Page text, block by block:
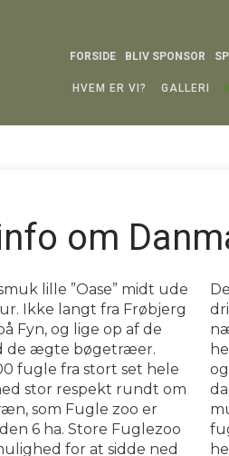
FORSIDE BLIV SPONSOR
HVEM ER VI? GALLERI
om
lille ”Oase” midt ude
Ikke langt fra Frøbjerg
Fyn, og lige op af de
de ægte bøgetræer.
fugle fra stort set hele
stor respekt rundt om
som Fugle zoo er
6 ha. Store Fuglezoo
for at sidde ned